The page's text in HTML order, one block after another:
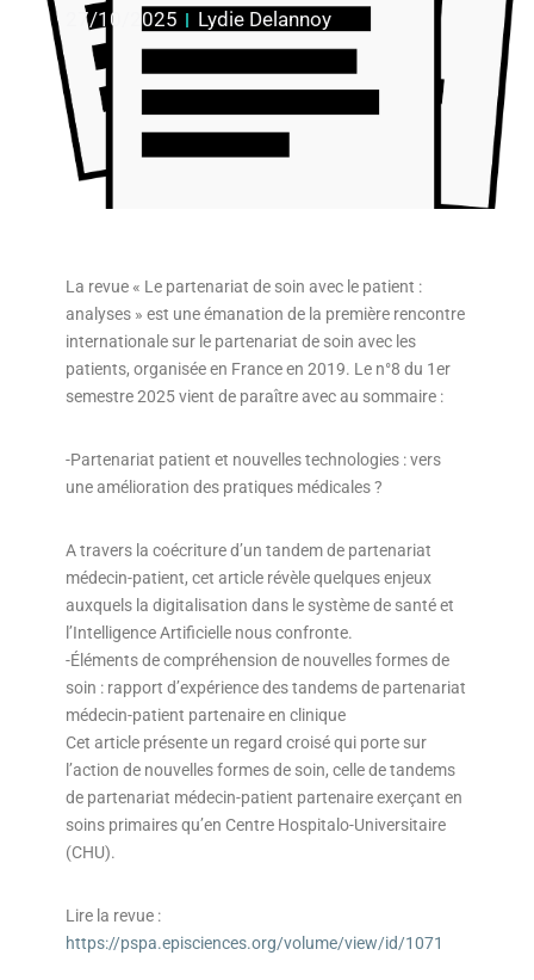
27/10/2025 Lydie Delannoy
La revue « Le partenariat de soin avec le patient :
analyses » est une émanation de la première rencontre
internationale sur le partenariat de soin avec les
patients, organisée en France en 2019. Le n°8 du 1er
semestre 2025 vient de paraître avec au sommaire :
-Partenariat patient et nouvelles technologies : vers
une amélioration des pratiques médicales ?
A travers la coécriture d’un tandem de partenariat
médecin-patient, cet article révèle quelques enjeux
auxquels la digitalisation dans le système de santé et
l’Intelligence Artificielle nous confronte.
-Éléments de compréhension de nouvelles formes de
soin : rapport d’expérience des tandems de partenariat
médecin-patient partenaire en clinique
Cet article présente un regard croisé qui porte sur
l’action de nouvelles formes de soin, celle de tandems
de partenariat médecin-patient partenaire exerçant en
soins primaires qu’en Centre Hospitalo-Universitaire
(CHU).
Lire la revue :
https://pspa.episciences.org/volume/view/id/1071